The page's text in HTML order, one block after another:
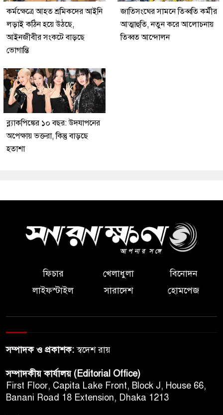
কর্মক্ষেত্রে আহত শ্রমিকদের আইনি
লড়াই কঠিন হয়ে উঠছে,
আইনজীবীর সংকটে বাড়ছে
ভোগান্তি
জাতিসংঘের সামনে তিব্বতি কর্মীর
আত্মাহুতি, নতুন করে আলোচনায়
তিব্বত আন্দোলন
ব্ল্যাকপিঙ্কের ১০ বছর: উদযাপনের
অপেক্ষায় ভক্তরা, কিন্তু বাড়ছে
হতাশা
ফিচার খেলাধুলা
বিনোদন
লাইফস্টাইল
সারাদেশ হোমপেজ
সম্পাদক ও প্রকাশক:স্বদেশ রায়
সম্পাদকীয় কার্যালয় (Editorial Office)
First Floor, Capita Lake Front, Block J, House 66,
Banani Road 18 Extension, Dhaka 1213